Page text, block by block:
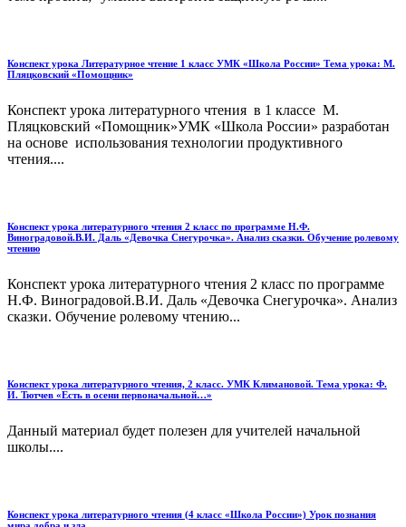
Конспект урока Литературное чтение 1 класс УМК «Школа России» Тема урока: М.
Пляцковский «Помощник»
Конспект урока литературного чтения в 1 классе М.
Пляцковский «Помощник»УМК «Школа России» разработан
на основе использования технологии продуктивного
чтения....
Конспект урока литературного чтения 2 класс по программе Н.Ф.
Виноградовой.В.И. Даль «Девочка Снегурочка». Анализ сказки. Обучение ролевому
чтению
Конспект урока литературного чтения 2 класс по программе
Н.Ф. Виноградовой.В.И. Даль «Девочка Снегурочка». Анализ
сказки. Обучение ролевому чтению...
Конспект урока литературного чтения, 2 класс. УМК Климановой. Тема урока: Ф.
И. Тютчев «Есть в осени первоначальной…»
Данный материал будет полезен для учителей начальной
школы....
Конспект урока литературного чтения (4 класс «Школа России») Урок познания